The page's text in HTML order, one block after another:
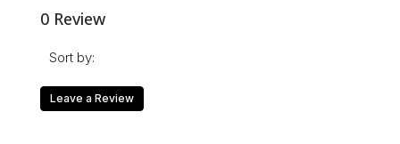
0 Review
Sort by:
Leave a Review